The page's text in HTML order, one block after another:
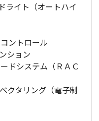
ライト（オートハイ
ントロール
ション
ドシステム（ＲＡＣ
クタリング（電子制